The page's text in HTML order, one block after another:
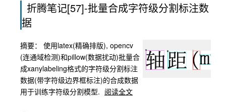
折腾笔记[57]-批量合成字符级分割标注数
据
摘要： 使用latex(精确排版), opencv
(连通域检测)和pillow(数据扰动)批量合
成xanylabeling格式的字符级分割标注
数据(带字符级边界框标注)的合成数据
用于训练字符级分割模型. 阅读全文